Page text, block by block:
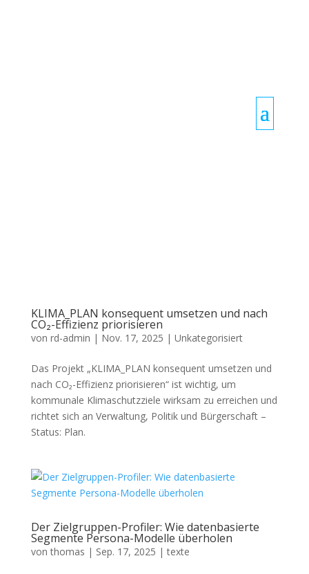
KLIMA_PLAN konsequent umsetzen und nach
CO₂-Effizienz priorisieren
von rd-admin | Nov. 17, 2025 | Unkategorisiert
Das Projekt „KLIMA_PLAN konsequent umsetzen und
nach CO₂-Effizienz priorisieren“ ist wichtig, um
kommunale Klimaschutzziele wirksam zu erreichen und
richtet sich an Verwaltung, Politik und Bürgerschaft –
Status: Plan.
Der Zielgruppen-Profiler: Wie datenbasierte
Segmente Persona-Modelle überholen
vonthomas | Sep. 17, 2025 |texte